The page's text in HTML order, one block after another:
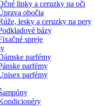
linky a ceruzky na oči
obočia
lesky a ceruzky na pery
bázy
spreje
parfémy
parfémy
parfémy